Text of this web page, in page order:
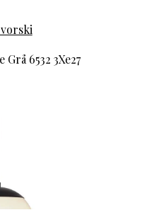
6532 3Xe27